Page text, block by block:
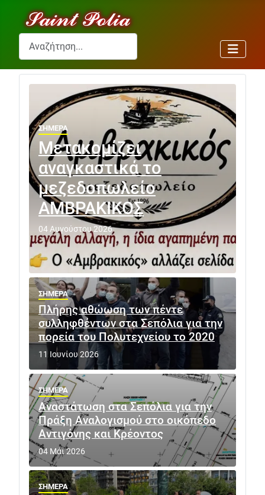
Αναζήτηση...
ΣΗΜΕΡΑ
Μετακομίζει
αναγκαστικά το
μεζεδοπωλείο
ΑΜΒΡΑΚΙΚΟΣ
04 Αυγούστου 2026
ΣΗΜΕΡΑ
Πλήρης αθώωση των πέντε
συλληφθέντων στα Σεπόλια για την
πορεία του Πολυτεχνείου το 2020
11 Ιουνίου 2026
ΣΗΜΕΡΑ
Αναστάτωση στα Σεπόλια για την
Πράξη Αναλογισμού στο οικόπεδο
Αντιγόνης και Κρέοντος
04 Μάι 2026
ΣΗΜΕΡΑ